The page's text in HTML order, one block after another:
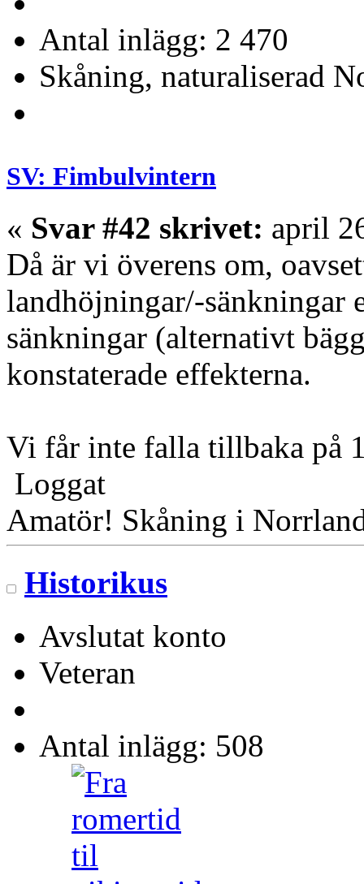
Antal inlägg: 2 470
Skåning, naturaliserad
SV: Fimbulvintern
« Svar #42 skrivet: april
Då är vi överens om,
landhöjningar/-sänkningar
sänkningar (alternativt
konstaterade effekterna.
Vi får inte falla tillbaka på
Loggat
Amatör! Skåning i
Historikus
Avslutat konto
Veteran
Antal inlägg: 508